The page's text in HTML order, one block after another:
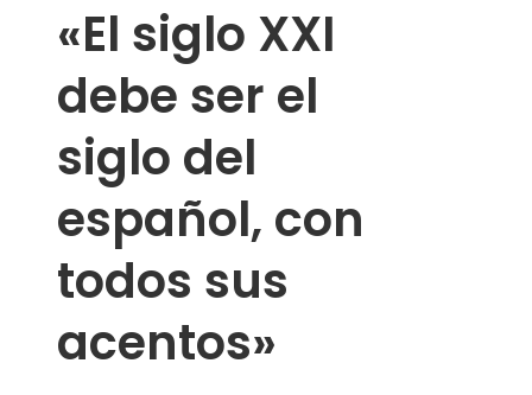
«El siglo XXI
debe ser el
siglo del
español, con
todos sus
acentos»